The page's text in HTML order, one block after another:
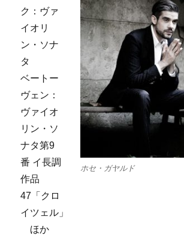
ホセ・ガヤルド
ク：ヴァ
イオリ
ン・ソナ
タ
ベートー
ヴェン：
ヴァイオ
リン・ソ
ナタ第9
番 イ長調
作品
47「クロ
イツェル」
ほか